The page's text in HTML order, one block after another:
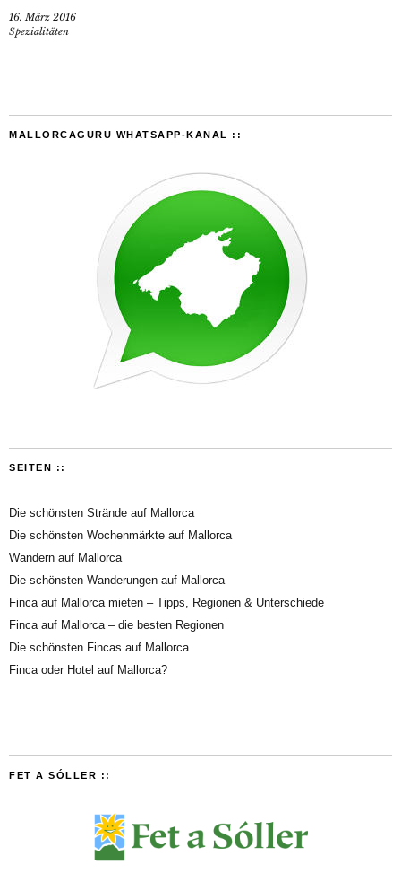
16. März 2016
Spezialitäten
MALLORCAGURU WHATSAPP-KANAL ::
SEITEN ::
Die schönsten Strände auf Mallorca
Die schönsten Wochenmärkte auf Mallorca
Wandern auf Mallorca
Die schönsten Wanderungen auf Mallorca
Finca auf Mallorca mieten – Tipps, Regionen & Unterschiede
Finca auf Mallorca – die besten Regionen
Die schönsten Fincas auf Mallorca
Finca oder Hotel auf Mallorca?
FET A SÓLLER ::